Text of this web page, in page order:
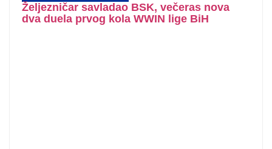
Željezničar savladao BSK, večeras nova
dva duela prvog kola WWIN lige BiH